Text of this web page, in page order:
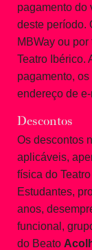
pagamento do
deste período.
MBWay ou
Teatro Ibérico.
pagamento,
endereço de
Descontos
Os descontos
aplicáveis,
física do
Estudantes,
anos,
funcional,
do Beato